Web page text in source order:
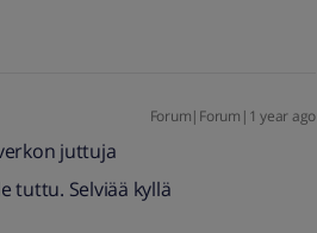
Forum|Forum|1 year ago
juttuja
tuttu. Selviää kyllä